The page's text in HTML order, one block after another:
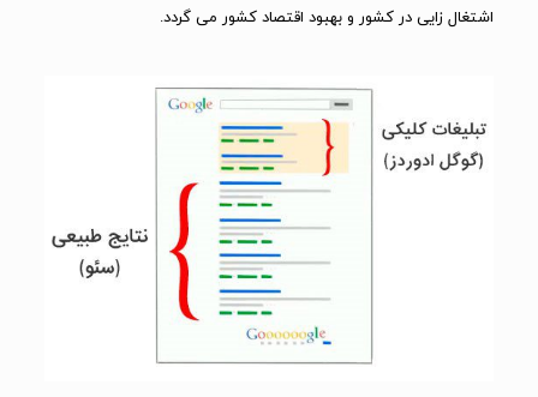
اشتغال زایی در کشور و بهبود اقتصاد کشور می گردد.